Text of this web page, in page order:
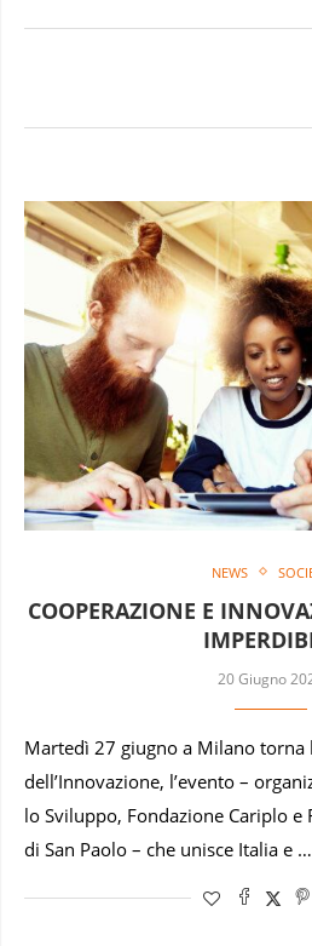
NEWS
COOPERAZIONE E
20 Giugno
Martedì 27 giugno a Milano torna
dell’Innovazione, l’evento –
lo Sviluppo, Fondazione Cariplo e
di San Paolo – che unisce Italia e …